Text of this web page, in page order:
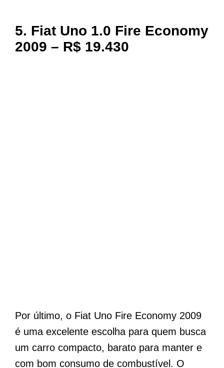
5. Fiat Uno 1.0 Fire Economy
2009 – R$ 19.430
Por último, o Fiat Uno Fire Economy 2009
é uma excelente escolha para quem busca
um carro compacto, barato para manter e
com bom consumo de combustível. O